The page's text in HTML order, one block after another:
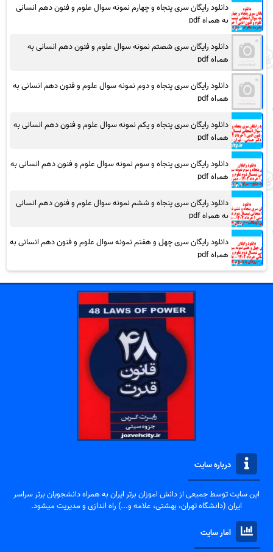
دانلود رایگان سری پنجاه و چهارم نمونه سوال علوم و فنون دهم انسانی
به همراه pdf
دانلود رایگان سری شصتم نمونه سوال علوم و فنون دهم انسانی به
همراه pdf
دانلود رایگان سری پنجاه و دوم نمونه سوال علوم و فنون دهم انسانی به
همراه pdf
دانلود رایگان سری پنجاه و یکم نمونه سوال علوم و فنون دهم انسانی به
همراه pdf
دانلود رایگان سری پنجاه و سوم نمونه سوال علوم و فنون دهم انسانی به
همراه pdf
دانلود رایگان سری پنجاه و ششم نمونه سوال علوم و فنون دهم انسانی
به همراه pdf
دانلود رایگان سری چهل و هفتم نمونه سوال علوم و فنون دهم انسانی به
همراه pdf
درباره سایت
این سایت توسط جمیعی از دانش اموزان برتر ایران به همراه دانشجویان برتر سراسر
ایران (دانشگاه تهران، بهشتی، علامه و...) راه اندازی و مدیریت میشود.
آمار سایت